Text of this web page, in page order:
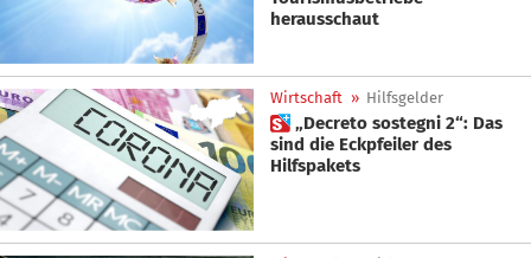
herausschaut
Wirtschaft » Hilfsgelder
 „Decreto sostegni 2“: Das
sind die Eckpfeiler des
Hilfspakets